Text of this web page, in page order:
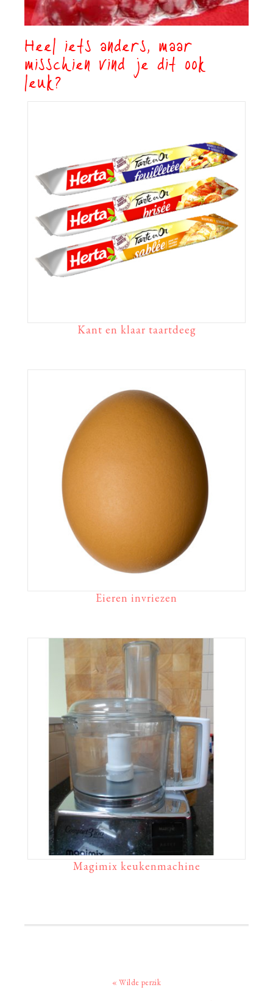
Heel iets anders, maar
misschien vind je dit ook
leuk?
Kant en klaar taartdeeg
Eieren invriezen
Magimix keukenmachine
Vorig
« Wilde perzik